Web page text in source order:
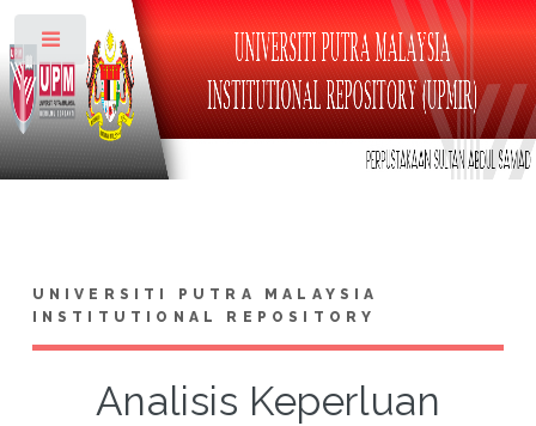
UNIVERSITI PUTRA MALAYSIA
INSTITUTIONAL REPOSITORY
Analisis Keperluan
Toggle